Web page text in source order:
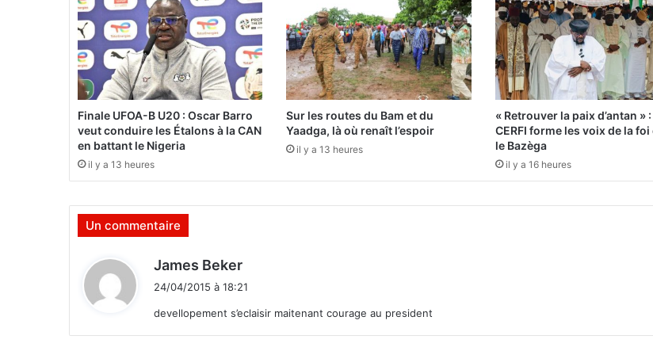
L
r
a
f
l
l
e
p
r
i
t
s
r
e
l
x
e
e
Finale UFOA-B U20 : Oscar Barro
veut conduire les Étalons à la CAN
en battant le Nigeria
il y a 13 heures
Sur les routes du Bam et du
Yaadga, là où renaît l’espoir
il y a 13 heures
« Retrouver la paix d’antan » :
CERFI forme les voix de la foi
le Bazèga
il y a 16 heures
Un commentaire
James Beker
:
24/04/2015 à 18:21
devellopement s’eclaisir maitenant courage au president